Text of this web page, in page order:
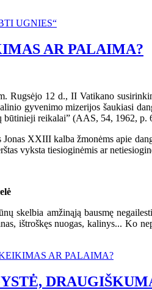
UGNIES“
AR PALAIMA?
12 d., II Vatikano
gyvenimo mizerijos šaukiasi
būtinieji reikalai” (AAS, 54, 1962, p.
XXIII kalba žmonėms apie
vyksta tiesioginėmis ar
amžinąją bausmę
ištroškęs nuogas, kalinys... Ko
AR PALAIMA?